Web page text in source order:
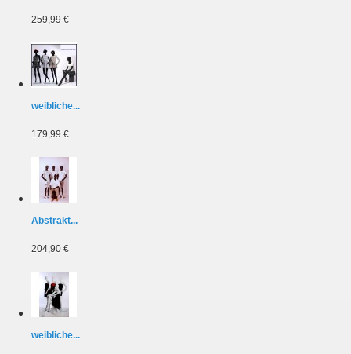
259,99 €
weibliche...
179,99 €
Abstrakt...
204,90 €
weibliche...